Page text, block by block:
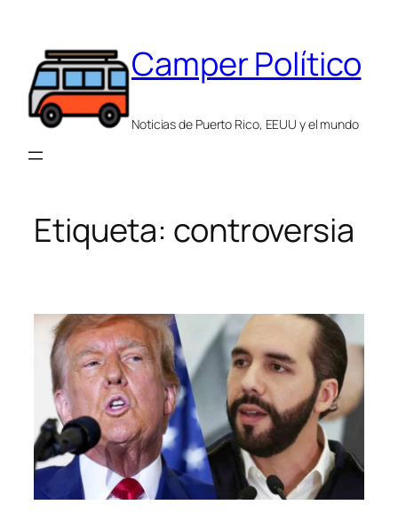
contenido
Camper Político
Noticias de Puerto Rico, EEUU y el mundo
Etiqueta: controversia